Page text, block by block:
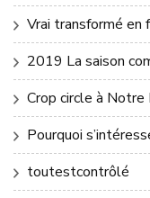
Vrai transformé en
2019 La saison
Crop circle à Notre
Pourquoi
toutestcontrôlé